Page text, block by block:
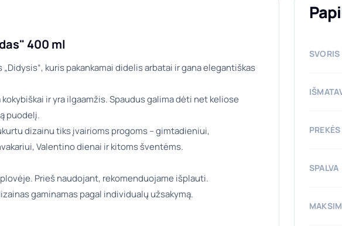
400 ml
kuris pakankamai didelis arbatai ir gana elegantiškas
ir yra ilgaamžis. Spaudus galima dėti net keliose
puodelį.
dizainu tiks įvairioms progoms – gimtadieniui,
Valentino dienai ir kitoms šventėms.
Prieš naudojant, rekomenduojame išplauti.
gaminamas pagal individualų užsakymą.
SVORIS
SPALVA